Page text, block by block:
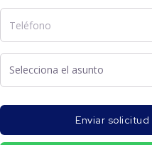
Enviar solicitud